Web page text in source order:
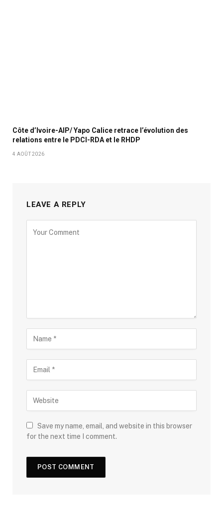
Côte d’Ivoire-AIP/ Yapo Calice retrace l’évolution des
relations entre le PDCI-RDA et le RHDP
4 AOÛT 2026
LEAVE A REPLY
Save my name, email, and website in this browser
for the next time I comment.